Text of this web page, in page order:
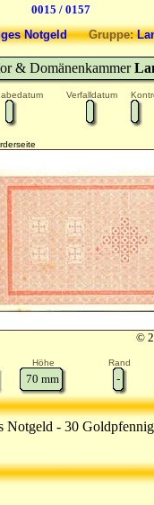
0015 / 0157
NotgeldGruppe:
& Domänenkammer
Verfalldatum
©
Höhe Rand
70 mm -
Notgeld - 30